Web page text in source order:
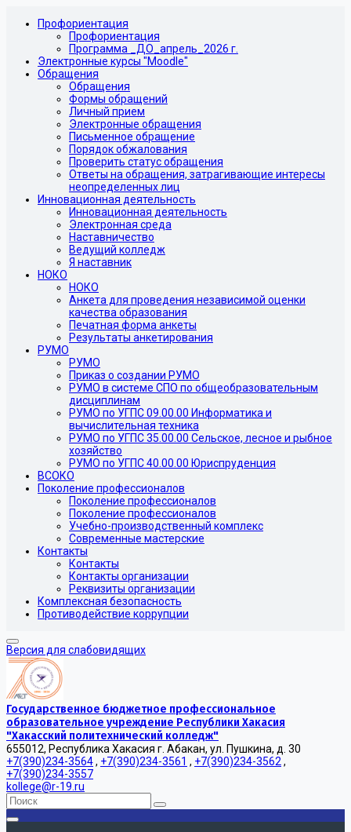
Профориентация
Профориентация
Программа _ДО_апрель_2026 г.
Электронные курсы "Moodle"
Обращения
Обращения
Формы обращений
Личный прием
Электронные обращения
Письменное обращение
Порядок обжалования
Проверить статус обращения
Ответы на обращения, затрагивающие интересы
неопределенных лиц
Инновационная деятельность
Инновационная деятельность
Электронная среда
Наставничество
Ведущий колледж
Я наставник
НОКО
НОКО
Анкета для проведения независимой оценки
качества образования
Печатная форма анкеты
Результаты анкетирования
РУМО
РУМО
Приказ о создании РУМО
РУМО в системе СПО по общеобразовательным
дисциплинам
РУМО по УГПС 09.00.00 Информатика и
вычислительная техника
РУМО по УГПС 35.00.00 Сельское, лесное и рыбное
хозяйство
РУМО по УГПС 40.00.00 Юриспруденция
ВСОКО
Поколение профессионалов
Поколение профессионалов
Поколение профессионалов
Учебно-производственный комплекс
Современные мастерские
Контакты
Контакты
Контакты организации
Реквизиты организации
Комплексная безопасность
Противодействие коррупции
Версия для слабовидящих
Государственное бюджетное профессиональное
образовательное учреждение Республики Хакасия
"Хакасский политехнический колледж"
655012, Республика Хакасия г. Абакан, ул. Пушкина, д. 30
+7(390)234-3564, +7(390)234-3561 , +7(390)234-3562 ,
+7(390)234-3557
kollege@r-19.ru